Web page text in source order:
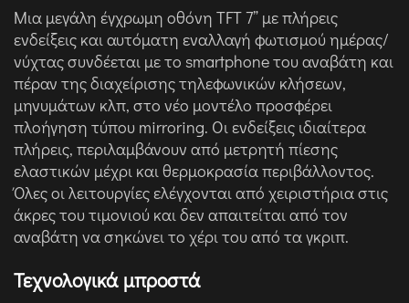
Μια μεγάλη έγχρωμη οθόνη TFT 7” με πλήρεις
ενδείξεις και αυτόματη εναλλαγή φωτισμού ημέρας/
νύχτας συνδέεται με το smartphone του αναβάτη και
πέραν της διαχείρισης τηλεφωνικών κλήσεων,
μηνυμάτων κλπ, στο νέο μοντέλο προσφέρει
πλοήγηση τύπου mirroring. Οι ενδείξεις ιδιαίτερα
πλήρεις, περιλαμβάνουν από μετρητή πίεσης
ελαστικών μέχρι και θερμοκρασία περιβάλλοντος.
Όλες οι λειτουργίες ελέγχονται από χειριστήρια στις
άκρες του τιμονιού και δεν απαιτείται από τον
αναβάτη να σηκώνει το χέρι του από τα γκριπ.
Τεχνολογικά μπροστά